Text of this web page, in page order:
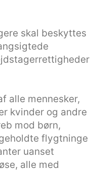
skal beskyttes
alle mennesker,
kvinder og andre
mod børn,
flygtninge
uanset
alle med